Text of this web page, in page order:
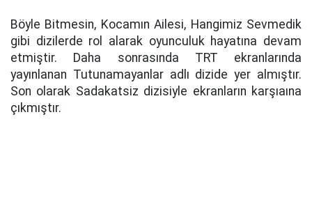
Böyle Bitmesin, Kocamın Ailesi, Hangimiz Sevmedik
gibi dizilerde rol alarak oyunculuk hayatına devam
etmiştir. Daha sonrasında TRT ekranlarında
yayınlanan Tutunamayanlar adlı dizide yer almıştır.
Son olarak Sadakatsiz dizisiyle ekranların karşıaına
çıkmıştır.